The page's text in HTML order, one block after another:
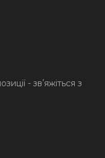
- звʼяжіться з